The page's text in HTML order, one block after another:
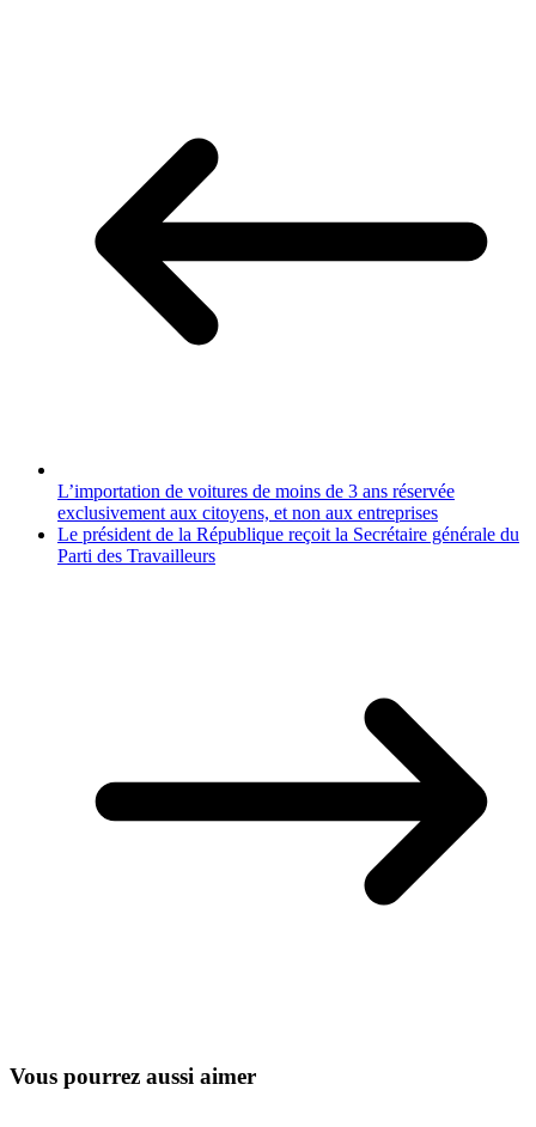
L’importation de voitures de moins de 3 ans réservée
exclusivement aux citoyens, et non aux entreprises
Le président de la République reçoit la Secrétaire générale du
Parti des Travailleurs
Vous pourrez aussi aimer